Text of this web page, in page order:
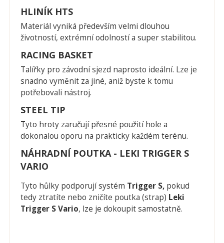
HLINÍK HTS
Materiál vyniká především velmi dlouhou
životností, extrémní odolností a super stabilitou.
RACING BASKET
Talířky pro závodní sjezd naprosto ideální. Lze je
snadno vyměnit za jiné, aniž byste k tomu
potřebovali nástroj.
STEEL TIP
Tyto hroty zaručují přesné použití hole a
dokonalou oporu na prakticky každém terénu.
NÁHRADNÍ POUTKA - LEKI TRIGGER S
VARIO
Tyto hůlky podporují systém Trigger S,pokud
tedy ztratíte nebo zničíte poutka (strap) Leki
Trigger S Vario, lze je dokoupit samostatně.